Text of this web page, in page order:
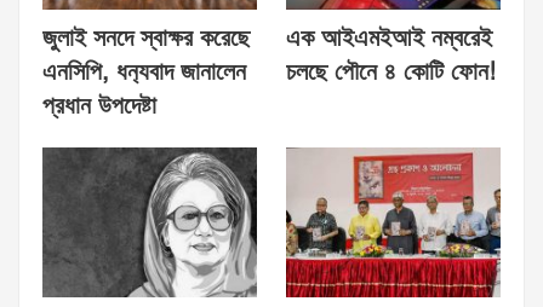
জুলাই সনদে স্বাক্ষর করেছে
এনসিপি, ধন‍্যবাদ জানালেন
প্রধান উপদেষ্টা
এক আইএমইআই নম্বরেই
চলছে পৌনে ৪ কোটি ফোন!